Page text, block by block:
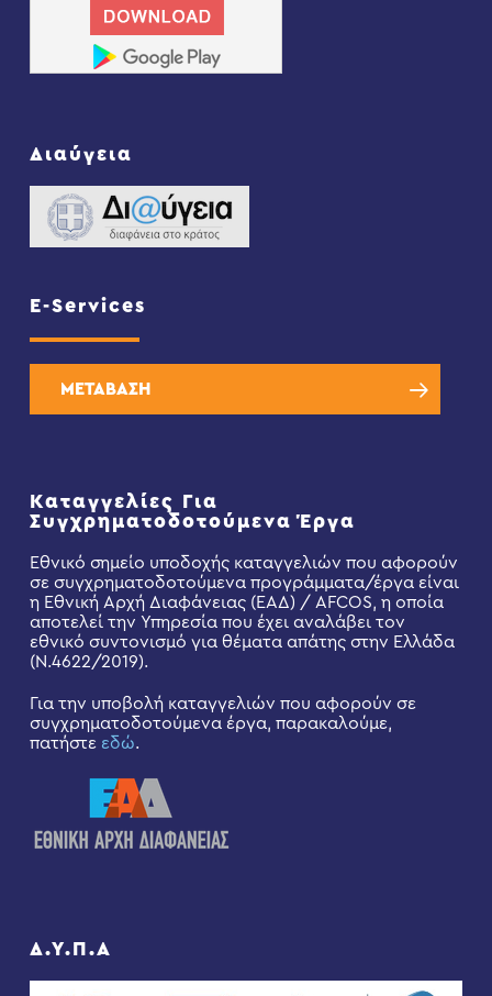
Διαύγεια
E-Services
ΜΕΤΑΒΑΣΗ
Καταγγελίες Για
Συγχρηματοδοτούμενα Έργα
Εθνικό σημείο υποδοχής καταγγελιών που αφορούν
σε συγχρηματοδοτούμενα προγράμματα/έργα είναι
η Εθνική Αρχή Διαφάνειας (ΕΑΔ) / AFCOS, η οποία
αποτελεί την Υπηρεσία που έχει αναλάβει τον
εθνικό συντονισμό για θέματα απάτης στην Ελλάδα
(Ν.4622/2019).
Για την υποβολή καταγγελιών που αφορούν σε
συγχρηματοδοτούμενα έργα, παρακαλούμε,
πατήστε εδώ.
Δ.Υ.Π.Α